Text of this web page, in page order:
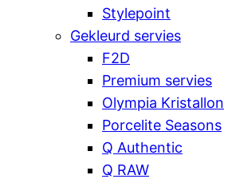
Stylepoint
Gekleurd servies
F2D
Premium servies
Olympia Kristallon
Porcelite Seasons
Q Authentic
Q RAW